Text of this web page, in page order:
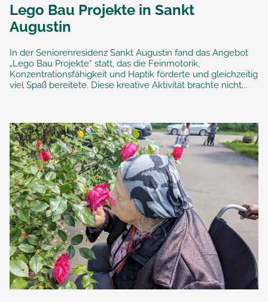
Lego Bau Projekte in Sankt
Augustin
In der Seniorenresidenz Sankt Augustin fand das Angebot
„Lego Bau Projekte“ statt, das die Feinmotorik,
Konzentrationsfähigkeit und Haptik förderte und gleichzeitig
viel Spaß bereitete. Diese kreative Aktivität brachte nicht...